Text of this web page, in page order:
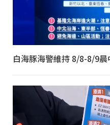
白海豚海警維持 8/8-8/9